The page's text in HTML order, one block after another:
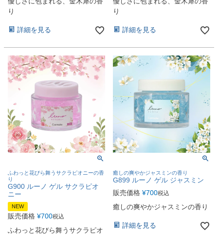
り
詳細を見る
り
詳細を見る
ふわっと花びら舞うサクラピオニーの香
り
G900 ルーノ ゲル サクラピオ
ニー
NEW
販売価格 ¥700税込
ふわっと花びら舞うサクラピオ
癒しの爽やかジャスミンの香り
G899 ルーノ ゲル ジャスミン
販売価格 ¥700税込
癒しの爽やかジャスミンの香り
詳細を見る